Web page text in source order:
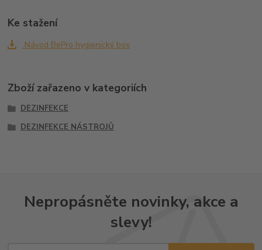
Ke stažení
Návod BePro hygienický box
Zboží zařazeno v kategoriích
DEZINFEKCE
DEZINFEKCE NÁSTROJŮ
Nepropásněte novinky, akce a
slevy!